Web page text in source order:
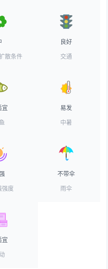
散条件
良好
交通
宜
易发
中暑
强度
不带伞
雨伞
宜